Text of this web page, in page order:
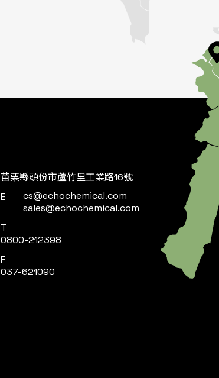
苗栗縣頭份市蘆竹里工業路16號
E
cs@echochemical.com
sales@echochemical.com
T
0800-212398
F
037-621090